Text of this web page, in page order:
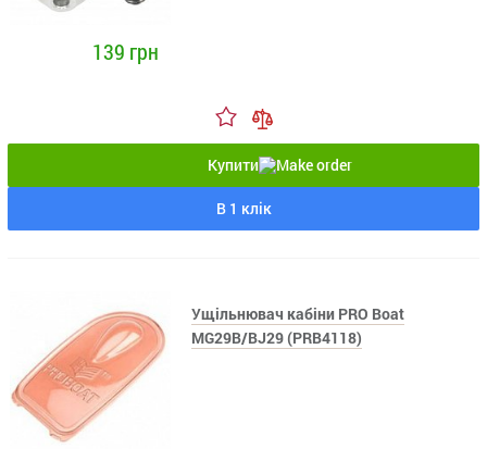
139 грн
Купити
В 1 клік
Ущільнювач кабіни PRO Boat
MG29B/BJ29 (PRB4118)